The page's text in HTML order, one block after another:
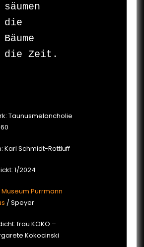
säumen
die
Bäume
die Zeit.
Taunusmelancholie
Karl Schmidt-Rottluff
1/2024
Museum Purrmann
/ Speyer
frau KOKO –
Kokocinski